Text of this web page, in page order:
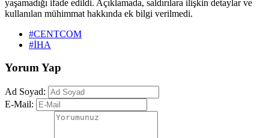
yaşamadığı ifade edildi. Açıklamada, saldırılara ilişkin detaylar ve
kullanılan mühimmat hakkında ek bilgi verilmedi.
#CENTCOM
#İHA
Yorum Yap
Ad Soyad:
E-Mail: